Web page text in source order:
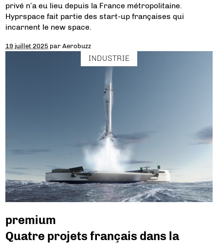
privé n’a eu lieu depuis la France métropolitaine.
Hyprspace fait partie des start-up françaises qui
incarnent le new space.
19 juillet 2025 parAerobuzz
INDUSTRIE
premium
Quatre projets français dans la